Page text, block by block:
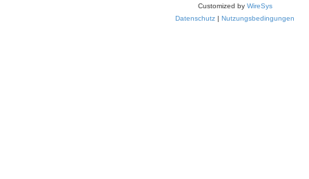
Customized by WireSys
Datenschutz
Nutzungsbedingungen